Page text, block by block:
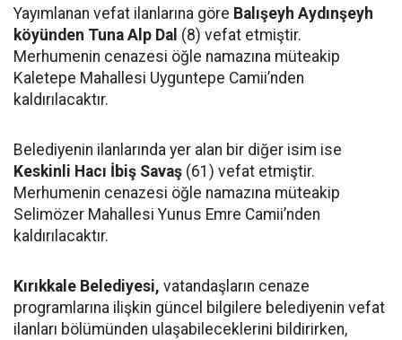
Yayımlanan vefat ilanlarına göre Balışeyh Aydınşeyh
köyünden Tuna Alp Dal (8) vefat etmiştir.
Merhumenin cenazesi öğle namazına müteakip
Kaletepe Mahallesi Uyguntepe Camii’nden
kaldırılacaktır.
Belediyenin ilanlarında yer alan bir diğer isim ise
Keskinli Hacı İbiş Savaş (61) vefat etmiştir.
Merhumenin cenazesi öğle namazına müteakip
Selimözer Mahallesi Yunus Emre Camii’nden
kaldırılacaktır.
Kırıkkale Belediyesi, vatandaşların cenaze
programlarına ilişkin güncel bilgilere belediyenin vefat
ilanları bölümünden ulaşabileceklerini bildirirken,